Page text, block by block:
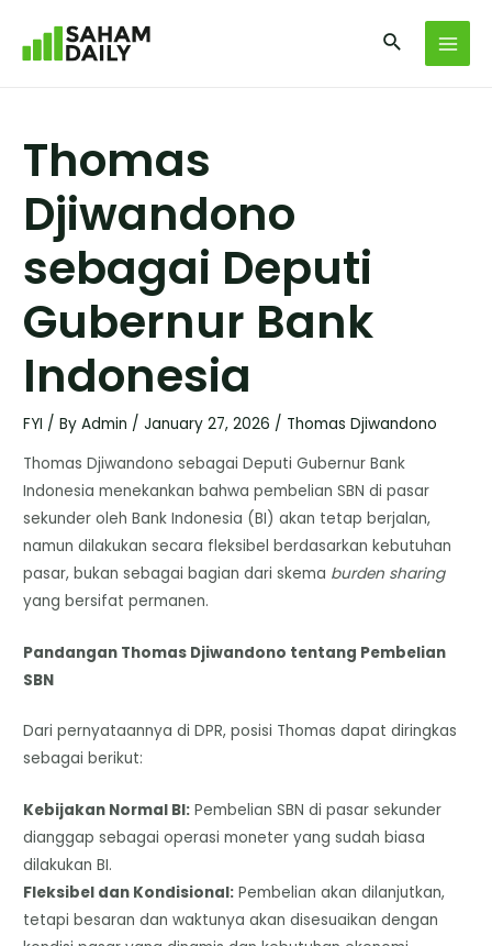
Thomas
Djiwandono
sebagai Deputi
Gubernur Bank
Indonesia
FYI / ByAdmin /January 27, 2026 / Thomas Djiwandono
Thomas Djiwandono sebagai Deputi Gubernur Bank
Indonesia menekankan bahwa pembelian SBN di pasar
sekunder oleh Bank Indonesia (BI) akan tetap berjalan,
namun dilakukan secara fleksibel berdasarkan kebutuhan
pasar, bukan sebagai bagian dari skema burden sharing
yang bersifat permanen.
Pandangan Thomas Djiwandono tentang Pembelian
SBN
Dari pernyataannya di DPR, posisi Thomas dapat diringkas
sebagai berikut:
Kebijakan Normal BI: Pembelian SBN di pasar sekunder
dianggap sebagai operasi moneter yang sudah biasa
dilakukan BI.
Fleksibel dan Kondisional: Pembelian akan dilanjutkan,
tetapi besaran dan waktunya akan disesuaikan dengan